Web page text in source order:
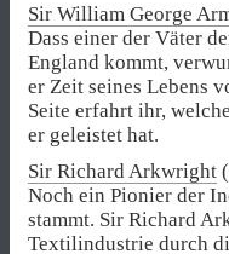
Sir William George
Dass einer der Väter
England kommt,
er Zeit seines Lebens
Seite erfahrt ihr,
er geleistet hat.
Sir Richard Arkwright
Noch ein Pionier der
stammt. Sir Richard
Textilindustrie durch